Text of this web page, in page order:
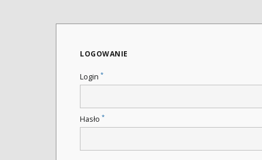
LOGOWANIE
Login *
Hasło *